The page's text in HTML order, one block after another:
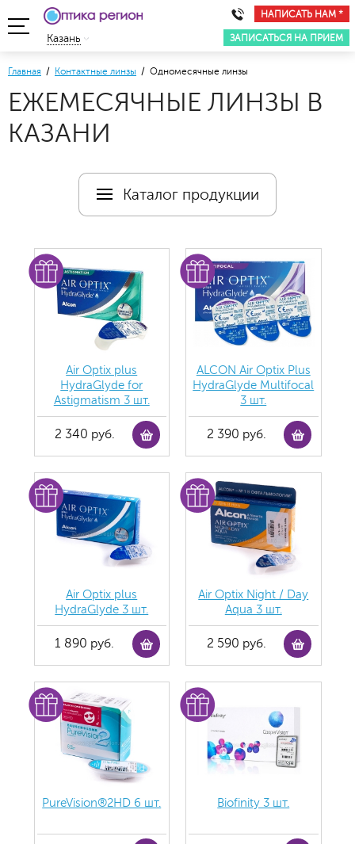
НАПИСАТЬ НАМ *
ЗАПИСАТЬСЯ НА ПРИЕМ
Казань
Главная / Контактные линзы / Одномесячные линзы
ЕЖЕМЕСЯЧНЫЕ ЛИНЗЫ В
КАЗАНИ
Каталог продукции
Air Optix plus
HydraGlyde for
Astigmatism 3 шт.
2 340 руб.
ALCON Air Optix Plus
HydraGlyde Multifocal
3 шт.
2 390 руб.
Air Optix plus
HydraGlyde 3 шт.
1 890 руб.
Air Optix Night / Day
Aqua 3 шт.
2 590 руб.
PureVision®2HD 6 шт. Biofinity 3 шт.